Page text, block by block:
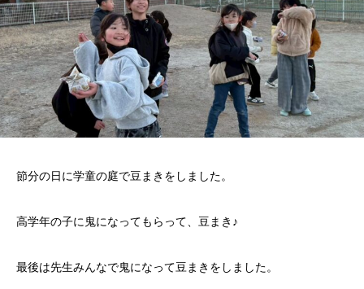
節分の日に学童の庭で豆まきをしました。
高学年の子に鬼になってもらって、豆まき♪
最後は先生みんなで鬼になって豆まきをしました。